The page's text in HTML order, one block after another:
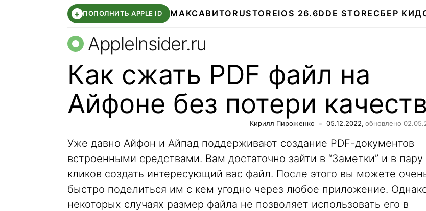
+ ПОПОЛНИТЬ APPLE ID МАКСАВИТО RUSTOREIOS 26.6DDE STORE СБЕР
AppleInsider.ru
Как сжать PDF файл на
Айфоне без потери
Кирилл Пироженко 05.12.2022, обновлено
Уже давно Айфон и Айпад поддерживают создание PDF-документов
встроенными средствами. Вам достаточно зайти в “Заметки” и в пару
кликов создать интересующий вас файл. После этого вы можете
быстро поделиться им с кем угодно через любое приложение.
некоторых случаях размер файла не позволяет использовать его в